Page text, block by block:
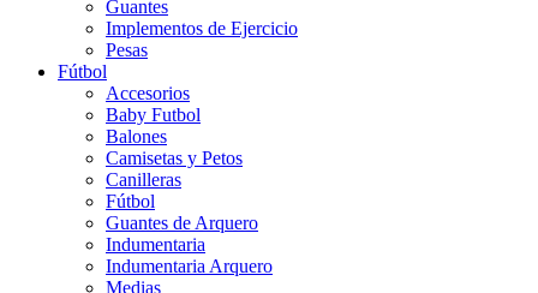
Guantes
Implementos de Ejercicio
Pesas
Fútbol
Accesorios
Baby Futbol
Balones
Camisetas y Petos
Canilleras
Fútbol
Guantes de Arquero
Indumentaria
Indumentaria Arquero
Medias